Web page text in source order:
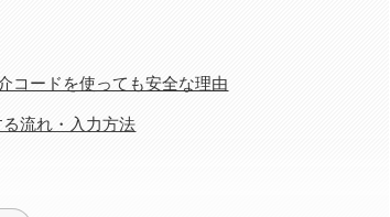
コードを使っても安全な理由
る流れ・入力方法